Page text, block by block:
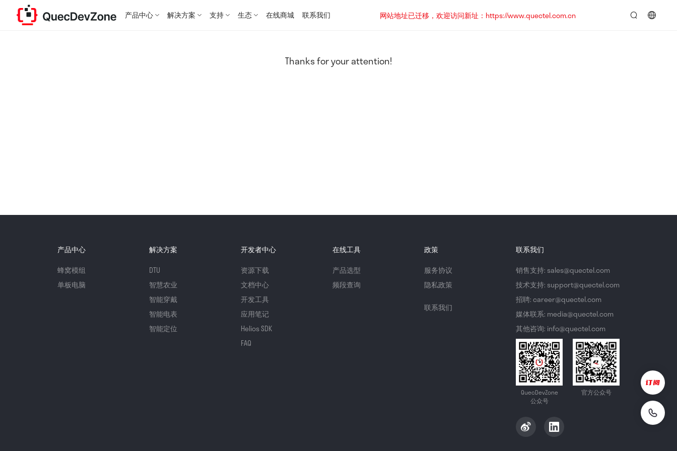
产品中心 解决方案 支持 生态 在线商城 联系我们
网站地址已迁移，欢迎访问新址：https://www.quectel.com.cn
Thanks for your attention!
产品中心
蜂窝模组
单板电脑
解决方案
DTU
智慧农业
智能穿戴
智能电表
智能定位
开发者中心
资源下载
文档中心
开发工具
应用笔记
Helios SDK
FAQ
在线工具
产品选型
频段查询
政策
服务协议
隐私政策
联系我们
联系我们
销售支持: sales@quectel.com
技术支持: support@quectel.com
招聘: career@quectel.com
媒体联系: media@quectel.com
其他咨询: info@quectel.com
QuecDevZone
公众号
官方公众号